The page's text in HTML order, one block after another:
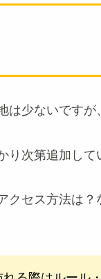
は少ないですが
り次第追加し
クセス方法は